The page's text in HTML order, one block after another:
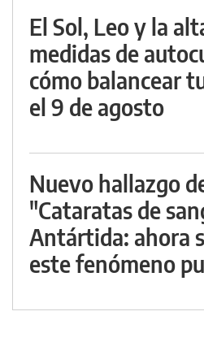
El Sol, Leo y la
medidas de
cómo balancear
el 9 de agosto
Nuevo hallazgo
"Cataratas de
Antártida: ahora
este fenómeno